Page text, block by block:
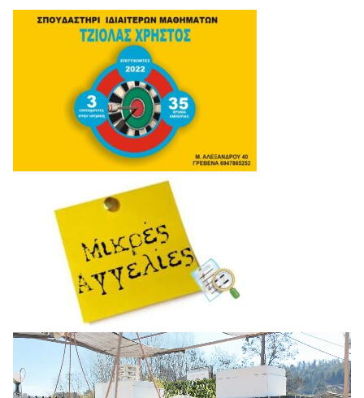
Πρόγραμμα
Αναπαραγωγής
Βίντεο